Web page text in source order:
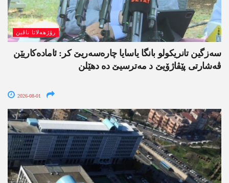
رۆژھەلاتا ناڤین
سەزگین تانریکولو بانگا یاسایا چارەسەریێ کر: ئامادەکاریێن
ڤەشارتی پێڤاژۆیێ د مەترسیێ دە دھێلن
2026-08-01